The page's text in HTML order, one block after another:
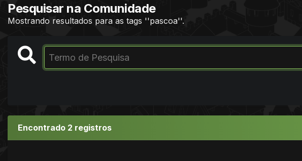
Pesquisar na Comunidade
Mostrando resultados para as tags ''pascoa''.
Encontrado 2 registros